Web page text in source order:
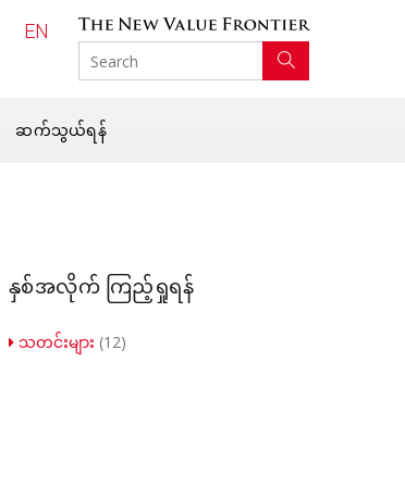
EN
ဆက်သွယ်ရန်
နှစ်အလိုက် ကြည့်ရှုရန်
သတင်းများ (12)